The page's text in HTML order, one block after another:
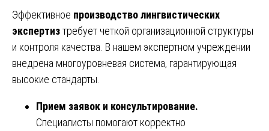
Эффективное производство лингвистических
экспертизтребует четкой организационной структуры
и контроля качества. В нашем экспертном учреждении
внедрена многоуровневая система, гарантирующая
высокие стандарты.
Прием заявок и консультирование.
Специалисты помогают корректно